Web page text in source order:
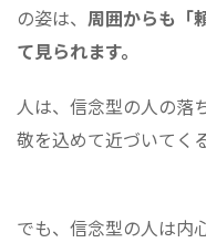
の姿は、 周囲からも「
て見られます。
人は、信念型の人の落
敬を込めて近づいてく
でも、信念型の人は内